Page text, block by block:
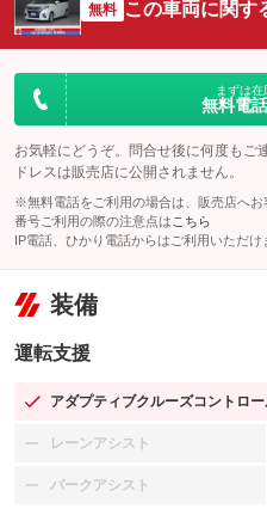
無料 この車両に関す
まずは
無料電
お気軽にどうぞ。問合せ後に何度もご
ドレスは販売店に公開されません。
※無料電話をご利用の場合は、販売店へ
番号ご利用の際の注意点は こちら
IP電話、ひかり電話からはご利用いただけ
装備
運転支援
アダプティブクルーズコントロ
：装備あり
レーンアシスト
：装備なし
パークアシスト
：装備なし